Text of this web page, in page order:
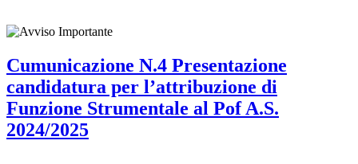
Cumunicazione N.4 Presentazione
candidatura per l’attribuzione di
Funzione Strumentale al Pof A.S.
2024/2025